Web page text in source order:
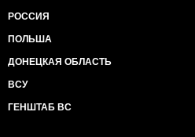
РОССИЯ
ПОЛЬША
ДОНЕЦКАЯ ОБЛАСТЬ
ВСУ
ГЕНШТАБ ВС